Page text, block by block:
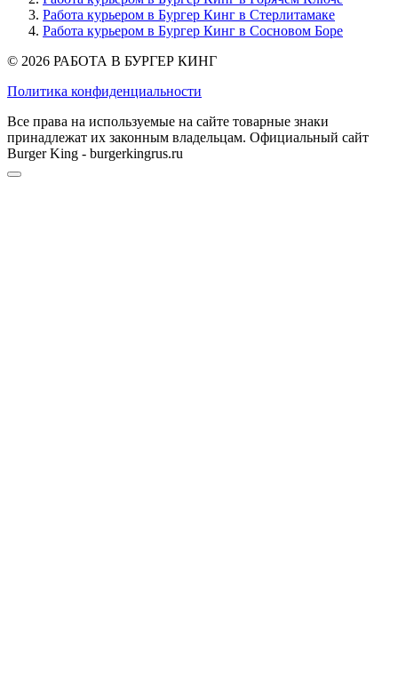
Работа курьером в Бургер Кинг в Стерлитамаке
Работа курьером в Бургер Кинг в Сосновом Боре
© 2026 РАБОТА В БУРГЕР КИНГ
Политика конфиденциальности
Все права на используемые на сайте товарные знаки
принадлежат их законным владельцам. Официальный сайт
Burger King - burgerkingrus.ru